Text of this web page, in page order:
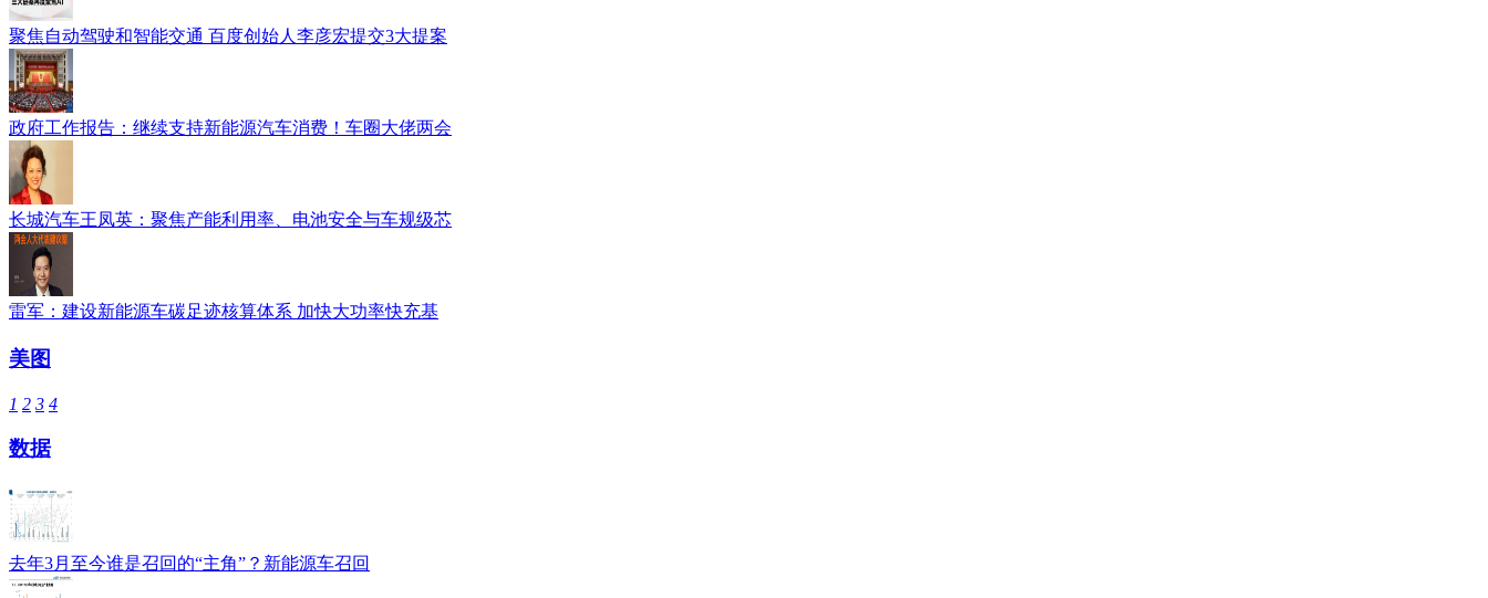
聚焦自动驾驶和智能交通 百度创始人李彦宏提交3大提案
政府工作报告：继续支持新能源汽车消费！车圈大佬两会
长城汽车王凤英：聚焦产能利用率、电池安全与车规级芯
雷军：建设新能源车碳足迹核算体系 加快大功率快充基
美图
1 2 3 4
数据
去年3月至今谁是召回的“主角”？新能源车召回